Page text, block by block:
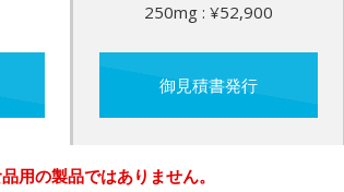
250mg : ¥52,900
御見積書発行
用の製品ではありません。